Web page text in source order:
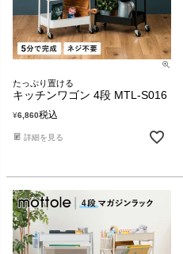
たっぷり置ける
キッチンワゴン 4段 MTL-S016
¥6,860税込
詳細を見る